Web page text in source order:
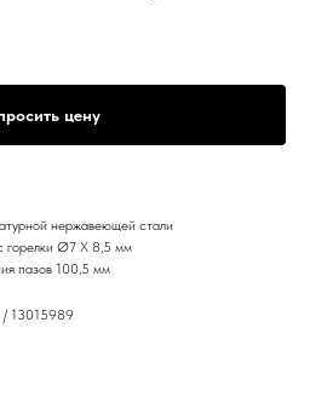
цену
нержавеющей стали
горелки Ø7 X 8,5 мм
пазов 100,5 мм
/ 13015989